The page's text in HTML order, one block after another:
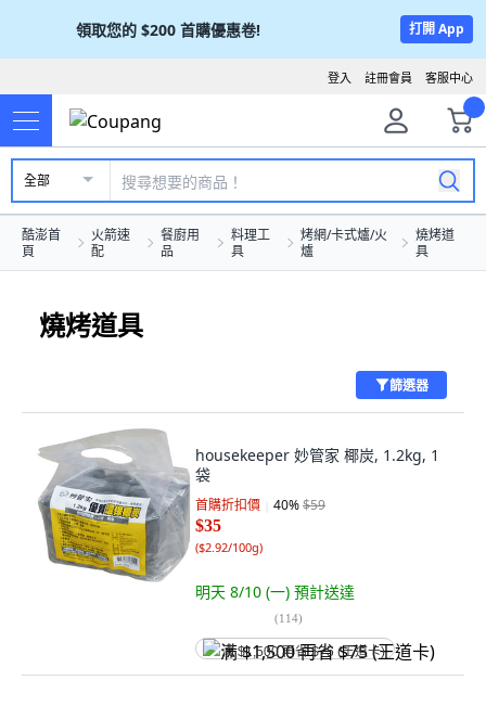
領取您的 $200 首購優惠卷! 打開 App
客服中心
註冊會員
登入
全部
酷澎首
頁
火箭速
配
餐廚用
品
料理工
具
烤網/卡式爐/火
爐
燒烤道
具
燒烤道具
篩選器
housekeeper 妙管家 椰炭, 1.2kg, 1
袋
首購折扣價 40%$59
$35
($2.92/100g)
明天 8/10 (一) 預計送達
(114)
满 $1,500 再省 $75 (王道卡)